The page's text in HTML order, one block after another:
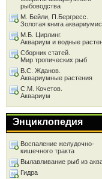
рыбоводства
М. Бейли, П.Бергресс.
Золотая книга
М.Б. Цирлинг.
Аквариум и водные
Сборник статей.
Мир тропических рыб
В.С. Жданов.
Аквариумные растения
С.М. Кочетов.
Аквариум
Энциклопедия
Воспаление желудочно-
кишечного тракта
Вылавливание рыб из
Гидра